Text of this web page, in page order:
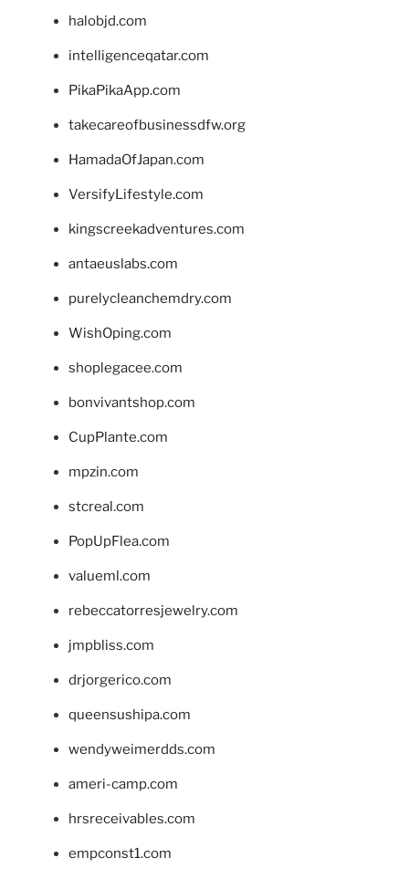
halobjd.com
intelligenceqatar.com
PikaPikaApp.com
takecareofbusinessdfw.org
HamadaOfJapan.com
VersifyLifestyle.com
kingscreekadventures.com
antaeuslabs.com
purelycleanchemdry.com
WishOping.com
shoplegacee.com
bonvivantshop.com
CupPlante.com
mpzin.com
stcreal.com
PopUpFlea.com
valueml.com
rebeccatorresjewelry.com
jmpbliss.com
drjorgerico.com
queensushipa.com
wendyweimerdds.com
ameri-camp.com
hrsreceivables.com
empconst1.com